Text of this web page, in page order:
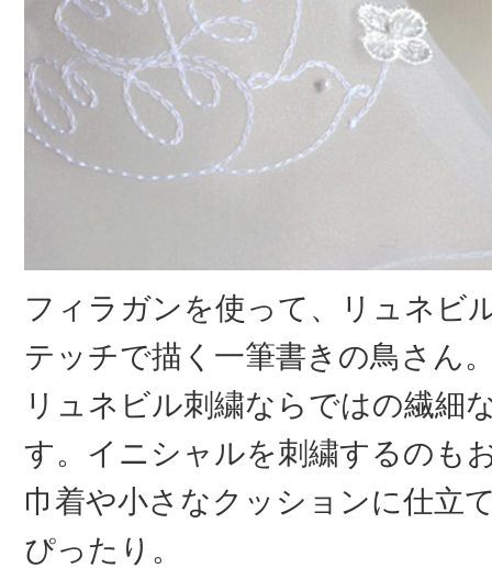
フィラガンを使って、リュネビ
テッチで描く一筆書きの鳥さん
リュネビル刺繍ならではの繊細
す。イニシャルを刺繍するのも
巾着や小さなクッションに仕立
ぴったり。